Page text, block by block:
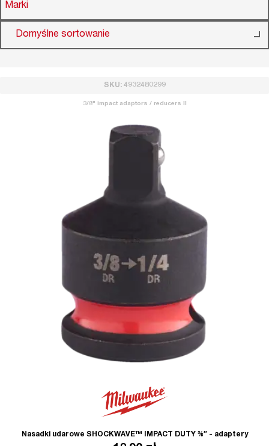
Marki
Domyślne sortowanie
SKU: 4932480299
3/8" impact adaptors / reducers II
Nasadki udarowe SHOCKWAVE™ IMPACT DUTY ⅜″ - adaptery